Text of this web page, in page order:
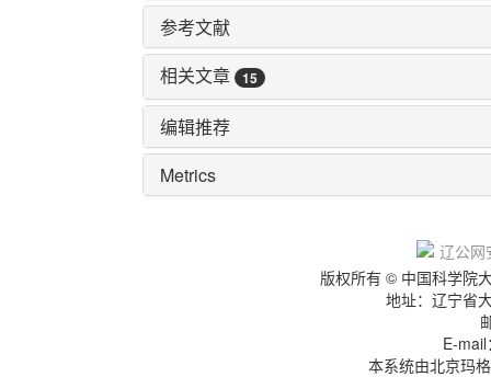
参考文献
相关文章
15
编辑推荐
Metrics
辽公网
版权所有 © 中国科学院
地址：辽宁省
E-mail
本系统由北京玛